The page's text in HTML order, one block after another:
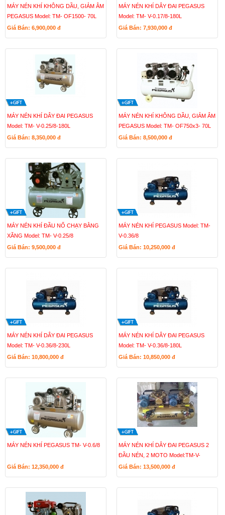
MÁY NÉN KHÍ KHÔNG DẦU, GIẢM ÂM
PEGASUS Model: TM- OF1500- 70L
Giá Bán: 6,900,000 đ
MÁY NÉN KHÍ DÂY ĐAI PEGASUS
Model: TM- V-0.17/8-180L
Giá Bán: 7,930,000 đ
MÁY NÉN KHÍ DÂY ĐAI PEGASUS
Model: TM- V-0.25/8-180L
Giá Bán: 8,350,000 đ
MÁY NÉN KHÍ KHÔNG DẦU, GIẢM ÂM
PEGASUS Model: TM- OF750x3- 70L
Giá Bán: 8,500,000 đ
MÁY NÉN KHÍ ĐẦU NỔ CHẠY BẰNG
XĂNG Model: TM- V-0.25/8
Giá Bán: 9,500,000 đ
MÁY NÉN KHÍ PEGASUS Model: TM-
V-0.36/8
Giá Bán: 10,250,000 đ
MÁY NÉN KHÍ DÂY ĐAI PEGASUS
Model: TM- V-0.36/8-230L
Giá Bán: 10,800,000 đ
MÁY NÉN KHÍ DÂY ĐAI PEGASUS
Model: TM- V-0.36/8-180L
Giá Bán: 10,850,000 đ
MÁY NÉN KHÍ PEGASUS TM- V-0.6/8
Giá Bán: 12,350,000 đ
MÁY NÉN KHÍ DÂY ĐAI PEGASUS 2
ĐẦU NÉN, 2 MOTO Model:TM-V-
0.25/8x2-230L
Giá Bán: 13,500,000 đ